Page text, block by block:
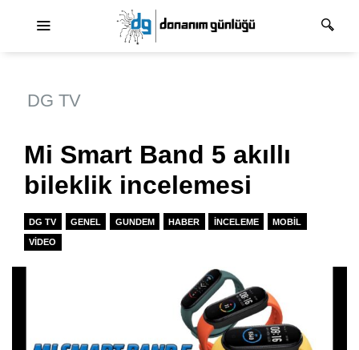
DG TV
Mi Smart Band 5 akıllı
bileklik incelemesi
DG TV GENEL GUNDEM HABER İNCELEME MOBIL
VIDEO